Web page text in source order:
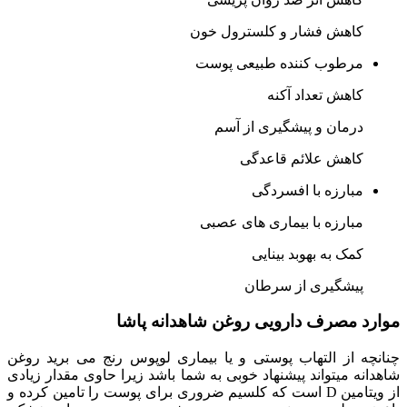
کاهش فشار و کلسترول خون
مرطوب کننده طبیعی پوست
کاهش تعداد آکنه
درمان و پیشگیری از آسم
کاهش علائم قاعدگی
مبارزه با افسردگی
مبارزه با بیماری های عصبی
کمک به بهوبد بینایی
پیشگیری از سرطان
موارد مصرف دارویی روغن شاهدانه پاشا
چنانچه از التهاب پوستی و یا بیماری لوپوس رنج می برید روغن
شاهدانه میتواند پیشنهاد خوبی به شما باشد زیرا حاوی مقدار زیادی
از ویتامین D است که کلسیم ضروری برای پوست را تامین کرده و